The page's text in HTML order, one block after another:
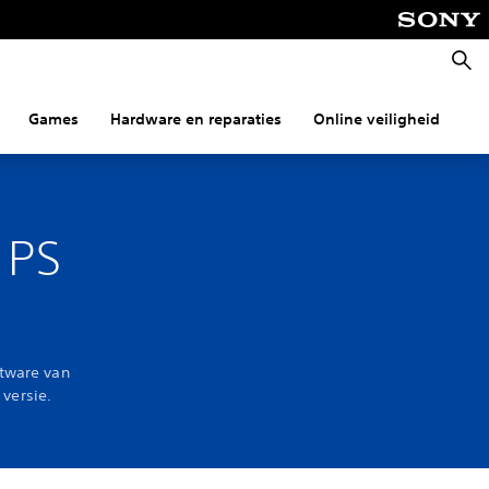
Games Hardware en reparaties Online veiligheid
van